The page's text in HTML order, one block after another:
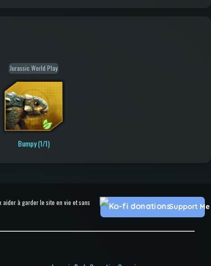
Jurassic World Play
Bumpy (1/1)
à garder le site en vie et sans
Support Me